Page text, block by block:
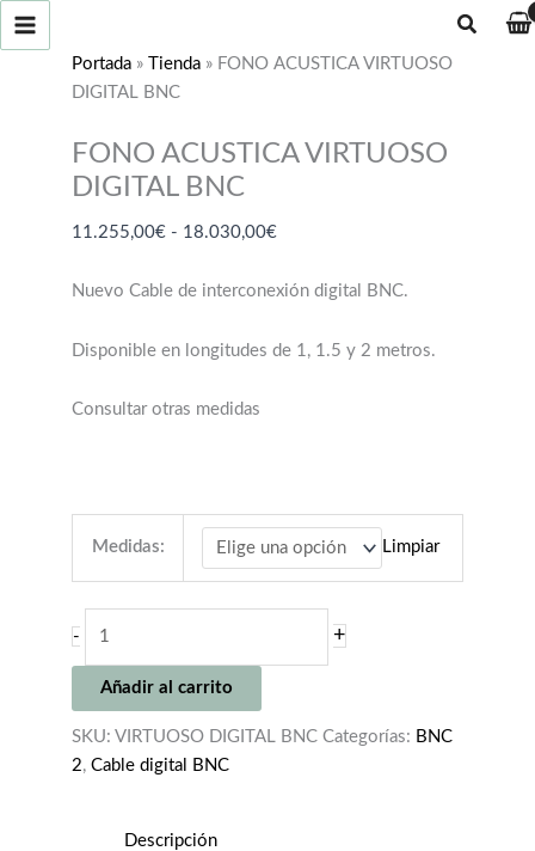
contenido
Buscar
Portada » Tienda » FONO ACUSTICA VIRTUOSO
DIGITAL BNC
FONO ACUSTICA VIRTUOSO
DIGITAL BNC
11.255,00€ - 18.030,00€Rango
precios:
11.255,00€
Nuevo Cable de interconexión digital BNC.
Disponible en longitudes de 1, 1.5 y 2 metros.
Consultar otras medidas
Medidas: Limpiar
-
VIRTUOSO
DIGITAL
BNC
cantidad
+
Añadir al carrito
SKU: VIRTUOSO DIGITAL BNC Categorías: BNC
2, Cable digital BNC
Descripción